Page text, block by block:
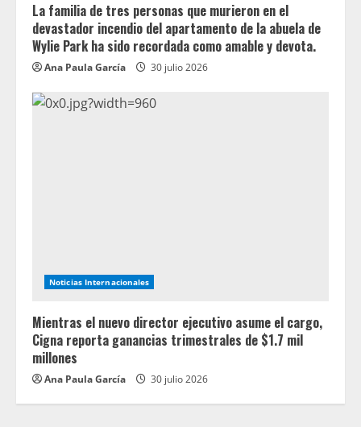
La familia de tres personas que murieron en el
devastador incendio del apartamento de la abuela de
Wylie Park ha sido recordada como amable y devota.
Ana Paula García 30 julio 2026
Noticias Internacionales
Mientras el nuevo director ejecutivo asume el cargo,
Cigna reporta ganancias trimestrales de $1.7 mil
millones
Ana Paula García 30 julio 2026